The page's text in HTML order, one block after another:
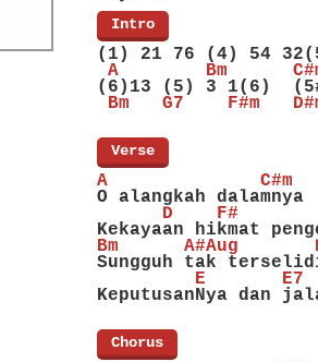
Intro
(1) 21 76 (4) 54
A        Bm
(6)13 (5) 3 1(6)
Bm   G7    F#m
Verse
A              C#m
O alangkah dalamnya
D    F#
Kekayaan hikmat
Bm      A#Aug
Sungguh tak
E       E7
KeputusanNya dan
Chorus